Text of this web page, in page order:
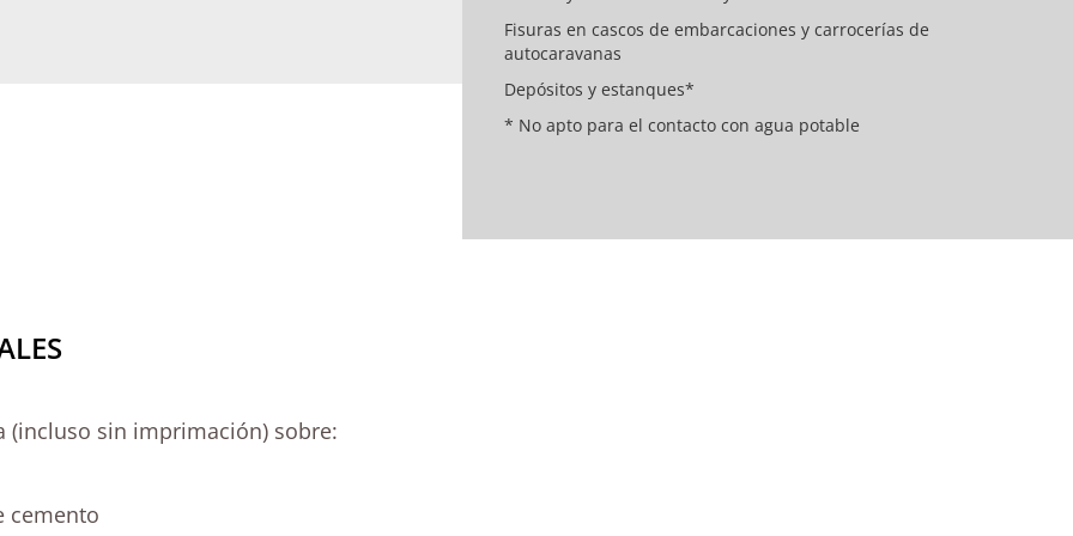
Fisuras en cascos de embarcaciones y carrocerías de
autocaravanas
Depósitos y estanques*
* No apto para el contacto con agua potable
(incluso sin imprimación) sobre:
cemento